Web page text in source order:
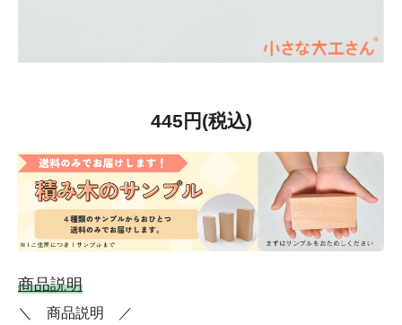
445円(税込)
商品説明
＼ 商品説明 ／